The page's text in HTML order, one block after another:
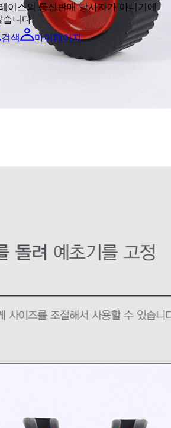
이스의 통신판매 당사자가 아니기에
습니다.
검색 마이페이지